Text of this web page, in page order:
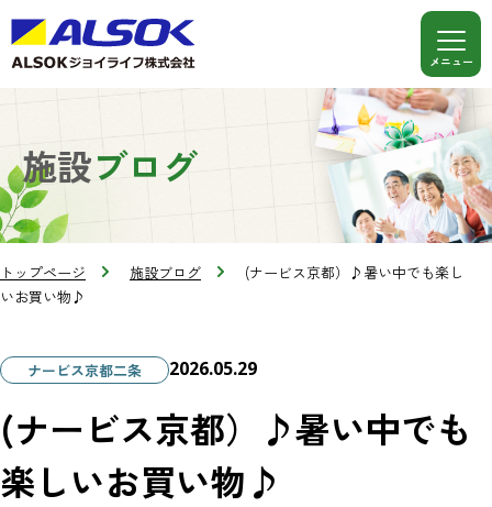
施設ブログ
トップページ 施設ブログ
(ナービス京都）♪暑い中でも楽し
いお買い物♪
ナービス京都二条 2026.05.29
(ナービス京都）♪暑い中でも
楽しいお買い物♪